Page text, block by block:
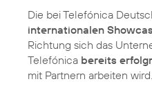
Die bei Telefónica
internationalen
Richtung sich das
Telefónica bereits
mit Partnern arbeiten wird.